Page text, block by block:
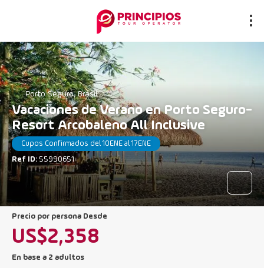
Porto Seguro, Brasil
Vacaciones de Verano en Porto Seguro-
Resort Arcobaleno All Inclusive
Cupos Confirmados del 10ENE al 17ENE
Ref ID: 55990651
precio por persona Desde
US$2,358
En base a 2 adultos